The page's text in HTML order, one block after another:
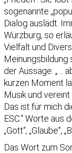
sogenannte
Dialog auslädt.
Würzburg, so
Vielfalt und
Meinungsbildung
der Aussage: „…
kurzen Moment
Musik und vereint
Das ist für mich
ESC.“ Worte aus
„Gott“, „Glaube“,
Das Wort zum